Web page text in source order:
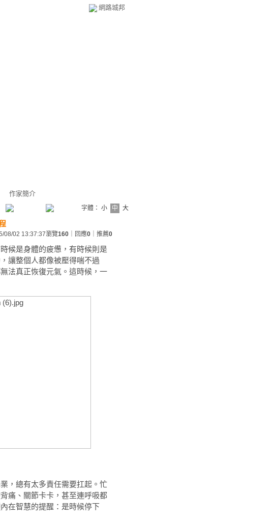
網路城邦
作家簡介
字體： 小 中 大
08/02 13:37:37瀏覽160 ｜回應0 ｜推薦0
候是身體的疲憊，有時候則是
讓整個人都像被壓得喘不過
法真正恢復元氣。這時候，一
，總有太多責任需要扛起。忙
痛、關節卡卡，甚至連呼吸都
在智慧的提醒：是時候停下